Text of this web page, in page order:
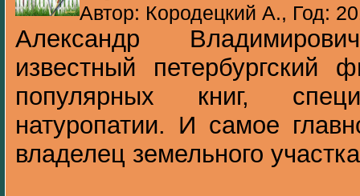
Автор: Кородецкий А., Год:
Александр
известный петербургский
популярных книг,
натуропатии. И самое
владелец земельного